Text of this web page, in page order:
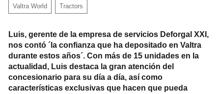
Valtra World Tractors
Luis, gerente de la empresa de servicios Deforgal XXI,
nos contó ´la confianza que ha depositado en Valtra
durante estos años´. Con más de 15 unidades en la
actualidad, Luis destaca la gran atención del
concesionario para su día a día, así como
características exclusivas que hacen que pueda